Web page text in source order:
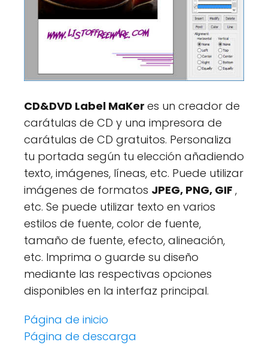
CD&DVD Label MaKer es un creador de
carátulas de CD y una impresora de
carátulas de CD gratuitos. Personaliza
tu portada según tu elección añadiendo
texto, imágenes, líneas, etc. Puede utilizar
imágenes de formatos JPEG, PNG, GIF ,
etc. Se puede utilizar texto en varios
estilos de fuente, color de fuente,
tamaño de fuente, efecto, alineación,
etc. Imprima o guarde su diseño
mediante las respectivas opciones
disponibles en la interfaz principal.
Página de inicio
Página de descarga